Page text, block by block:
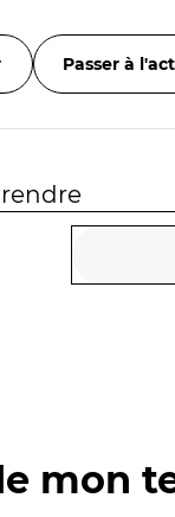
Passer à
mon